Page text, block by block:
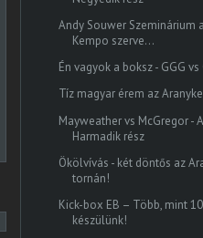
​Andy Souwer Szeminárium
Kempo szerve...
Én vagyok a boksz - GGG
Tíz magyar érem az
Mayweather vs McGregor -
Harmadik rész
Ökölvívás - két döntős az
tornán!
Kick-box EB – Több, mint
készülünk!